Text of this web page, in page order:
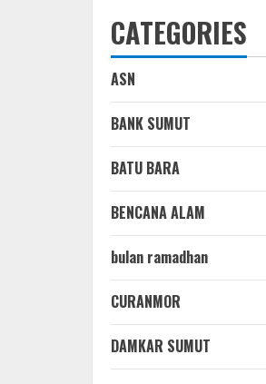
CATEGORIES
ASN
BANK SUMUT
BATU BARA
BENCANA ALAM
bulan ramadhan
CURANMOR
DAMKAR SUMUT